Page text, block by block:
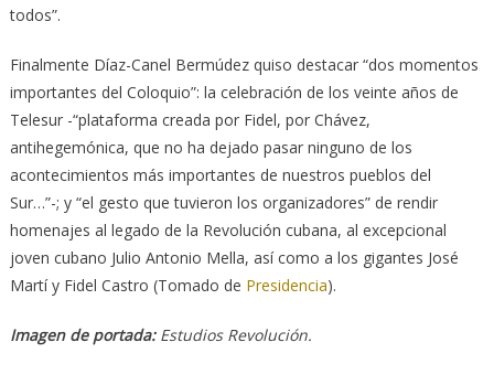
todos”.
Finalmente Díaz-Canel Bermúdez quiso destacar “dos momentos
importantes del Coloquio”: la celebración de los veinte años de
Telesur -“plataforma creada por Fidel, por Chávez,
antihegemónica, que no ha dejado pasar ninguno de los
acontecimientos más importantes de nuestros pueblos del
Sur…”-; y “el gesto que tuvieron los organizadores” de rendir
homenajes al legado de la Revolución cubana, al excepcional
joven cubano Julio Antonio Mella, así como a los gigantes José
Martí y Fidel Castro (Tomado de Presidencia).
Imagen de portada:Estudios Revolución.